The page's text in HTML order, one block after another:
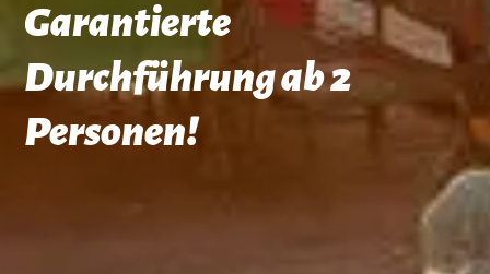
Garantierte
Durchführung ab 2
Personen!